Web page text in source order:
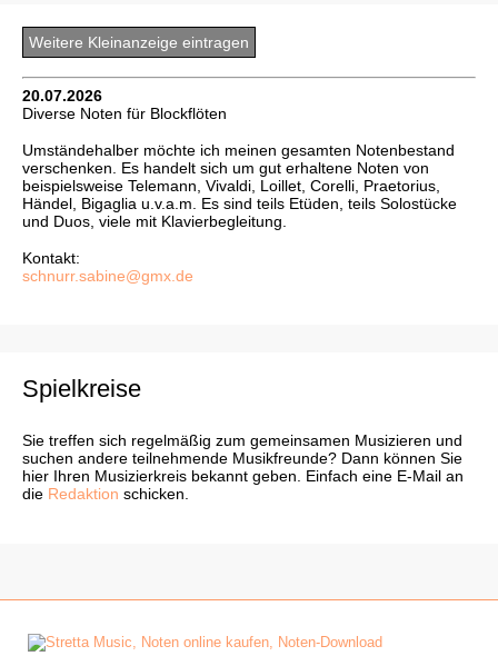
Weitere Kleinanzeige eintragen
20.07.2026
Diverse Noten für Blockflöten
Umständehalber möchte ich meinen gesamten Notenbestand
verschenken. Es handelt sich um gut erhaltene Noten von
beispielsweise Telemann, Vivaldi, Loillet, Corelli, Praetorius,
Händel, Bigaglia u.v.a.m. Es sind teils Etüden, teils Solostücke
und Duos, viele mit Klavierbegleitung.
Kontakt:
schnurr.sabine@gmx.de
Spielkreise
Sie treffen sich regelmäßig zum gemeinsamen Musizieren und
suchen andere teilnehmende Musikfreunde? Dann können Sie
hier Ihren Musizierkreis bekannt geben. Einfach eine E-Mail an
die Redaktion schicken.